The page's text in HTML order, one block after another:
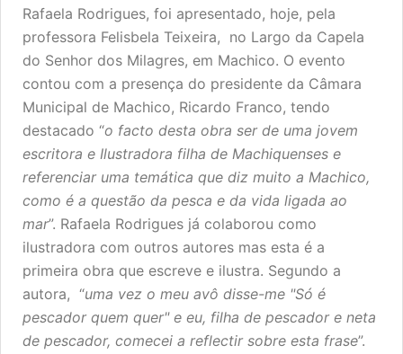
Rafaela Rodrigues, foi apresentado, hoje, pela
professora Felisbela Teixeira, no Largo da Capela
do Senhor dos Milagres, em Machico. O evento
contou com a presença do presidente da Câmara
Municipal de Machico, Ricardo Franco, tendo
destacado “o facto desta obra ser de uma jovem
escritora e Ilustradora filha de Machiquenses e
referenciar uma temática que diz muito a Machico,
como é a questão da pesca e da vida ligada ao
mar”. Rafaela Rodrigues já colaborou como
ilustradora com outros autores mas esta é a
primeira obra que escreve e ilustra. Segundo a
autora, “uma vez o meu avô disse-me "Só é
pescador quem quer" e eu, filha de pescador e neta
de pescador, comecei a reflectir sobre esta frase”.